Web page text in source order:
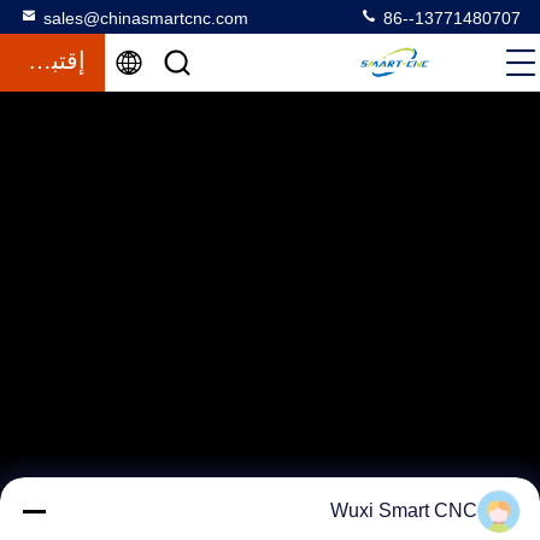
sales@chinasmartcnc.com 86--13771480707
إقتباس
Wuxi Smart CNC